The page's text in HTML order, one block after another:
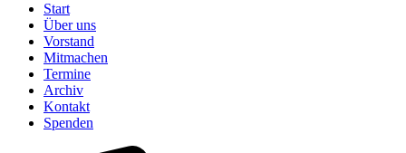
Start
Über uns
Vorstand
Mitmachen
Termine
Archiv
Kontakt
Spenden